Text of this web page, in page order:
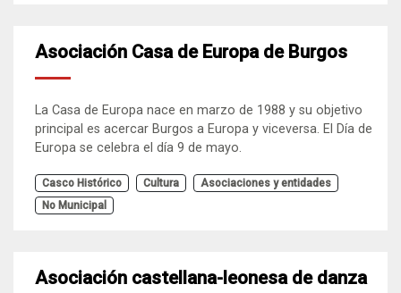
Asociación Casa de Europa de Burgos
La Casa de Europa nace en marzo de 1988 y su objetivo
principal es acercar Burgos a Europa y viceversa. El Día de
Europa se celebra el día 9 de mayo.
Casco Histórico Cultura
Asociaciones y entidades
No Municipal
Asociación castellana-leonesa de danza